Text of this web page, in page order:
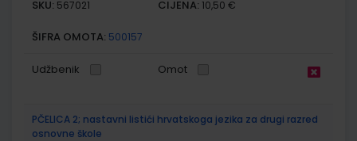
SKU: 567021 CIJENA: 10,50 €
ŠIFRA OMOTA: 500157
Udžbenik Omot
PČELICA 2; nastavni listići hrvatskoga jezika za drugi razred
osnovne škole